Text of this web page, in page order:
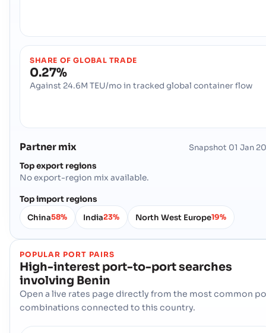
SHARE OF GLOBAL TRADE
0.27%
Against 24.6M TEU/mo in tracked global container flow
Partner mix Snapshot 01 Jan
Top export regions
No export-region mix available.
Top import regions
China58% India23% North West Europe19%
POPULAR PORT PAIRS
High-interest port-to-port searches
involving Benin
Open a live rates page directly from the most common
combinations connected to this country.